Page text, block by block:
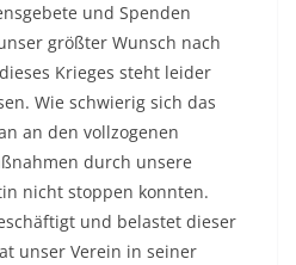
und Spenden
größter Wunsch nach
Krieges steht leider
Wie schwierig sich das
an den vollzogenen
durch unsere
nicht stoppen konnten.
und belastet dieser
unser Verein in seiner